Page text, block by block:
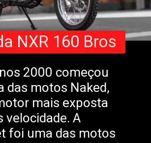
2000 começou
das motos Naked,
mais exposta
velocidade. A
foi uma das motos
NXR 160 Bros